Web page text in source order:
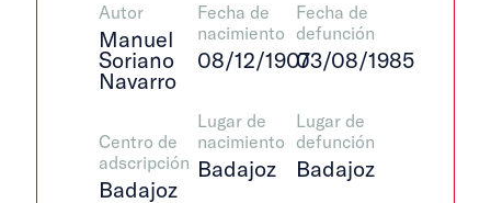
Autor
Manuel
Soriano
Navarro
Centro de
adscripción
Badajoz
Fecha de
nacimiento
08/12/1907
Lugar de
nacimiento
Badajoz
Fecha de
defunción
03/08/1985
Lugar de
defunción
Badajoz